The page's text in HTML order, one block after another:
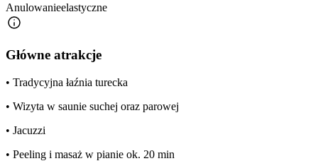
Anulowanieelastyczne
Główne atrakcje
• Tradycyjna łaźnia turecka
• Wizyta w saunie suchej oraz parowej
• Jacuzzi
• Peeling i masaż w pianie ok. 20 min